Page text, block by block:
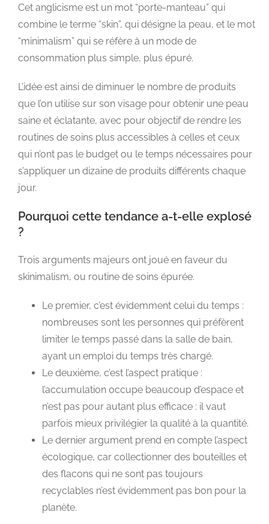
Cet anglicisme est un mot “porte-manteau” qui
combine le terme “skin”, qui désigne la peau, et le mot
“minimalism” qui se réfère à un mode de
consommation plus simple, plus épuré.
L’idée est ainsi de diminuer le nombre de produits
que l’on utilise sur son visage pour obtenir une peau
saine et éclatante, avec pour objectif de rendre les
routines de soins plus accessibles à celles et ceux
qui n’ont pas le budget ou le temps nécessaires pour
s’appliquer un dizaine de produits différents chaque
jour.
Pourquoi cette tendance a-t-elle explosé
?
Trois arguments majeurs ont joué en faveur du
skinimalism, ou routine de soins épurée.
Le premier, c’est évidemment celui du temps :
nombreuses sont les personnes qui préfèrent
limiter le temps passé dans la salle de bain,
ayant un emploi du temps très chargé.
Le deuxième, c’est l’aspect pratique :
l’accumulation occupe beaucoup d’espace et
n’est pas pour autant plus efficace : il vaut
parfois mieux privilégier la qualité à la quantité.
Le dernier argument prend en compte l’aspect
écologique, car collectionner des bouteilles et
des flacons qui ne sont pas toujours
recyclables n’est évidemment pas bon pour la
planète.